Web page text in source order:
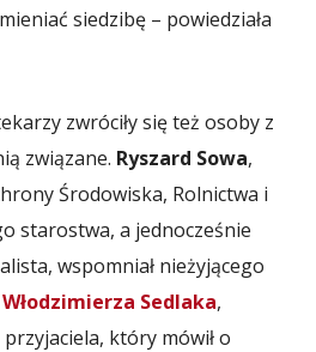
siedzibę – powiedziała
zwróciły się też osoby z
związane. Ryszard Sowa,
Środowiska, Rolnictwa i
starostwa, a jednocześnie
wspomniał nieżyjącego
Włodzimierza Sedlaka,
który mówił o